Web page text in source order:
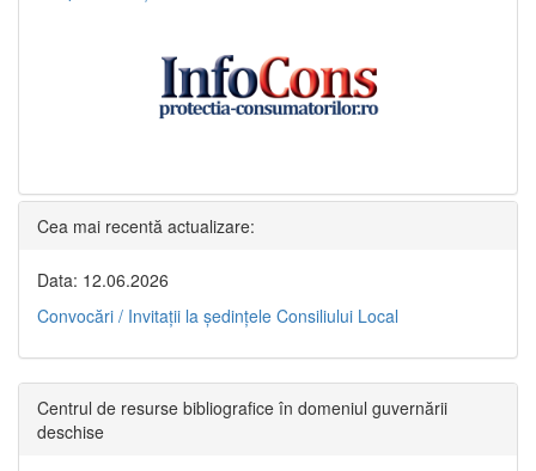
Cea mai recentă actualizare:
Data: 12.06.2026
Convocări / Invitaţii la şedinţele Consiliului Local
Centrul de resurse bibliografice în domeniul guvernării
deschise